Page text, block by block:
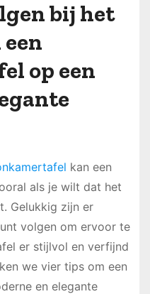
bij het
op een
kan een
als je wilt dat het
Gelukkig zijn er
volgen om ervoor te
er stijlvol en verfijnd
we vier tips om een
en elegante